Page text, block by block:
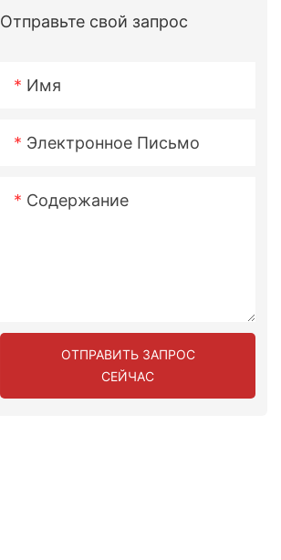
Отправьте свой запрос
Имя
Электронное Письмо
Содержание
ОТПРАВИТЬ ЗАПРОС
СЕЙЧАС